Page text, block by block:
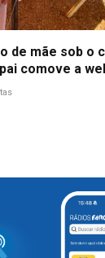
de mãe sob o
comove a